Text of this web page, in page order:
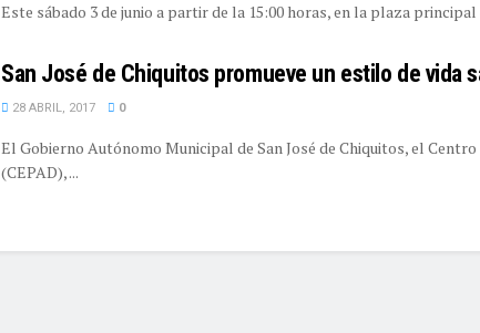
Este sábado 3 de junio a partir de la 15:00 horas, en la plaza principal
San José de Chiquitos promueve un estilo de vida
28 ABRIL, 2017 0
El Gobierno Autónomo Municipal de San José de Chiquitos, el
(CEPAD), ...